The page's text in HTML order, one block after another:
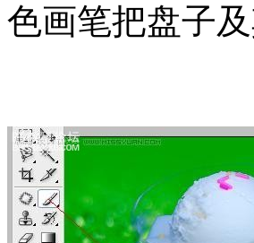
色画笔把盘子